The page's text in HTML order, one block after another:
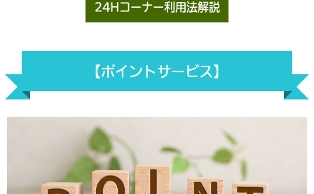
24Hコーナー利用法解説
【ポイントサービス】